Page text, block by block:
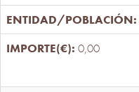
0,00